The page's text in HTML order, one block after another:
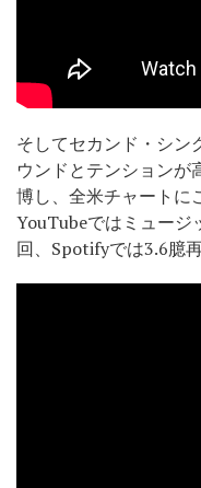
そしてセカンド・シン
ウンドとテンション
博し、全米チャートに
YouTubeではミュージ
回、Spotifyでは3.6臆